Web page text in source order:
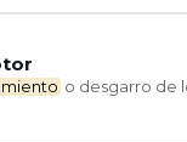
o desgarro de